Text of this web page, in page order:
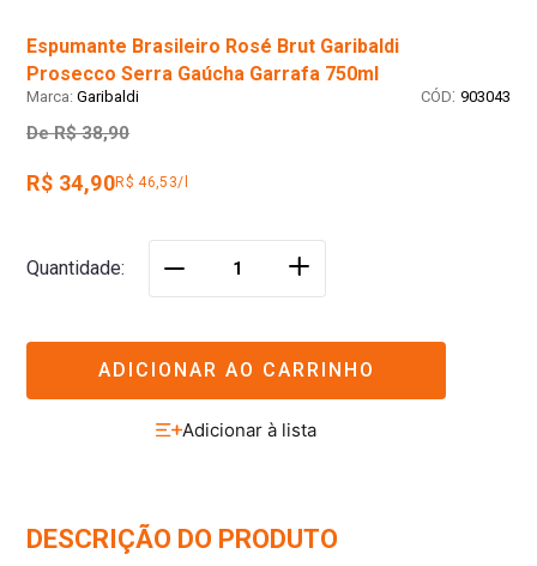
Espumante Brasileiro Rosé Brut Garibaldi
Prosecco Serra Gaúcha Garrafa 750ml
Garibaldi : 903043
De R$ 38,90
R$ 34,90R$ 46,53/l
Quantidade ＋
ADICIONAR AO CARRINHO
DESCRIÇÃO DO PRODUTO